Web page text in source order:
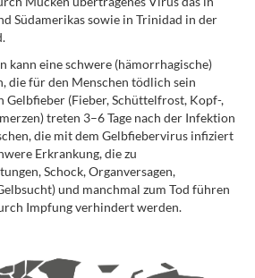
Südamerikas sowie in Trinidad in der
kann eine schwere (hämorrhagische)
die für den Menschen tödlich sein
Gelbfieber (Fieber, Schüttelfrost, Kopf-,
treten 3–6 Tage nach der Infektion
die mit dem Gelbfiebervirus infiziert
Erkrankung, die zu
Schock, Organversagen,
und manchmal zum Tod führen
Impfung verhindert werden.